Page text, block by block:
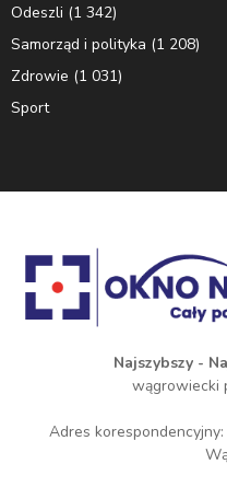
Odeszli (1 342)
Samorząd i polityka (1 208)
Zdrowie (1 031)
Sport
Najszybszy -
wągrowiecki
Adres